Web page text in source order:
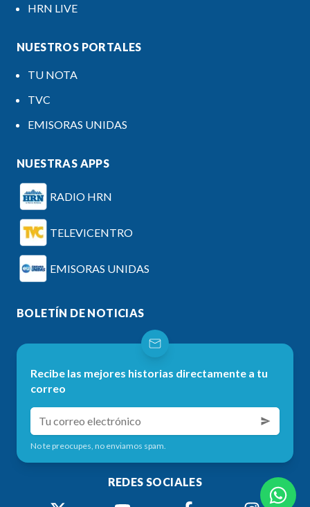
HRN LIVE
NUESTROS PORTALES
TU NOTA
TVC
EMISORAS UNIDAS
NUESTRAS APPS
RADIO HRN
TELEVICENTRO
EMISORAS UNIDAS
BOLETÍN DE NOTICIAS
Recibe las mejores historias directamente a tu
correo
No te preocupes, no enviamos spam.
REDES SOCIALES